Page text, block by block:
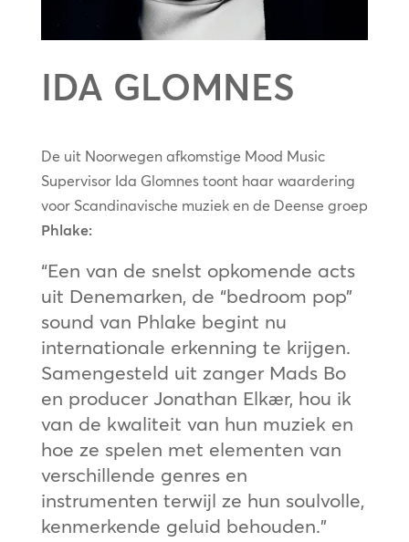
IDA GLOMNES
De uit Noorwegen afkomstige Mood Music
Supervisor Ida Glomnes toont haar waardering
voor Scandinavische muziek en de Deense groep
Phlake:
“Een van de snelst opkomende acts
uit Denemarken, de “bedroom pop”
sound van Phlake begint nu
internationale erkenning te krijgen.
Samengesteld uit zanger Mads Bo
en producer Jonathan Elkær, hou ik
van de kwaliteit van hun muziek en
hoe ze spelen met elementen van
verschillende genres en
instrumenten terwijl ze hun soulvolle,
kenmerkende geluid behouden.”